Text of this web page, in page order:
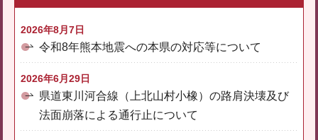
2026年8月7日
令和8年熊本地震への本県の対応等について
2026年6月29日
県道東川河合線（上北山村小橡）の路肩決壊及び
法面崩落による通行止について